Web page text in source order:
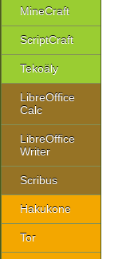
MineCraft
ScriptCraft
Tekoäly
LibreOffice
Calc
LibreOffice
Writer
Scribus
Hakukone
Tor